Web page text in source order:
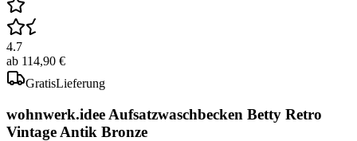
4.7
ab 114,90 €
GratisLieferung
wohnwerk.idee Aufsatzwaschbecken Betty Retro
Vintage Antik Bronze